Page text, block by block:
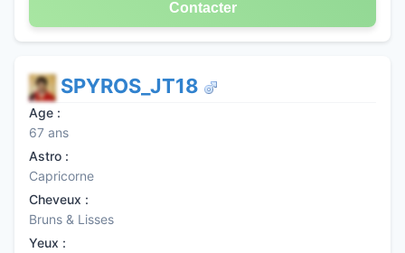
Contacter
SPYROS_JT18
Age :
67 ans
Astro :
Capricorne
Cheveux :
Bruns & Lisses
Yeux :